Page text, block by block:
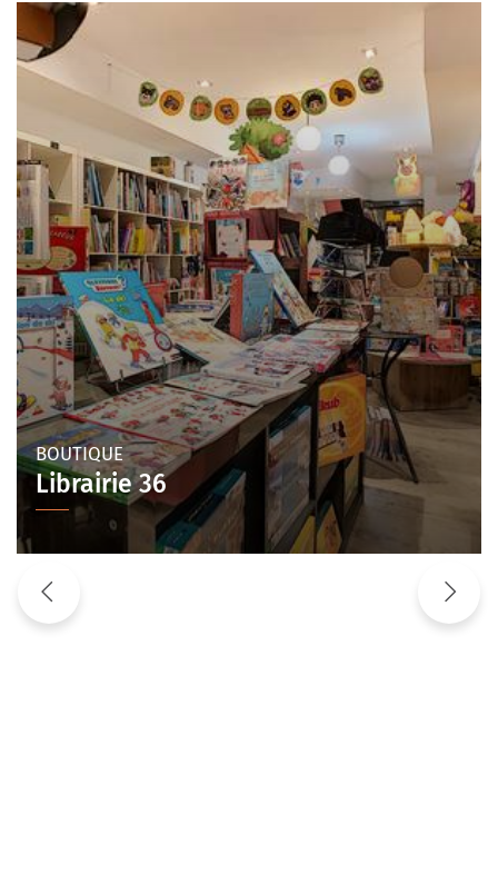
RESTAURANT
Le Ste Foy